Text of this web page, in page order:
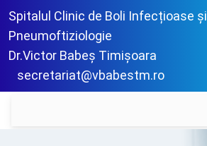
Spitalul Clinic de Boli Infecțioase și
Pneumoftiziologie
Dr.Victor Babeș Timișoara
secretariat@vbabestm.ro